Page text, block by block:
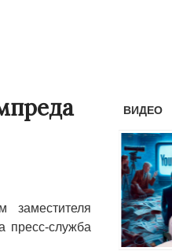
пресс-служба
ВИДЕО